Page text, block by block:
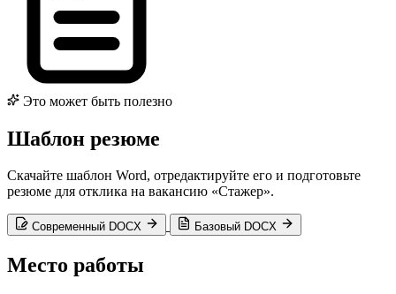
Это может быть полезно
Шаблон резюме
Скачайте шаблон Word, отредактируйте его и подготовьте
резюме для отклика на вакансию «Стажер».
Современный DOCX Базовый DOCX
Место работы